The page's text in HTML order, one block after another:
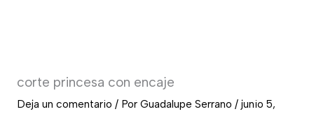
corte princesa con encaje
Deja un comentario / Por Guadalupe Serrano / junio 5,